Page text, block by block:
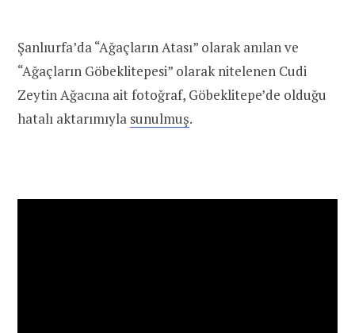
Şanlıurfa’da “Ağaçların Atası” olarak anılan ve
“Ağaçların Göbeklitepesi” olarak nitelenen Cudi
Zeytin Ağacına ait fotoğraf, Göbeklitepe’de olduğu
hatalı aktarımıyla sunulmuş.